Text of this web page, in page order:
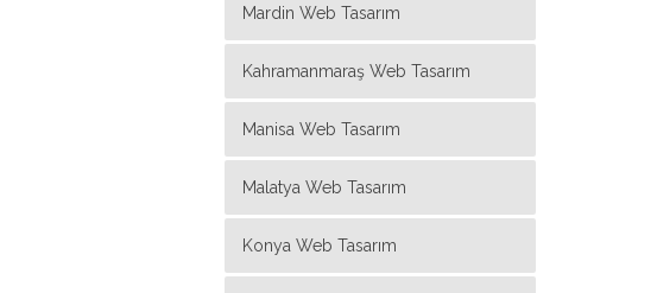
Mardin Web Tasarım
Kahramanmaraş Web Tasarım
Manisa Web Tasarım
Malatya Web Tasarım
Konya Web Tasarım